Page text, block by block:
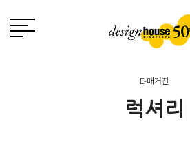
E-매거진
럭셔리